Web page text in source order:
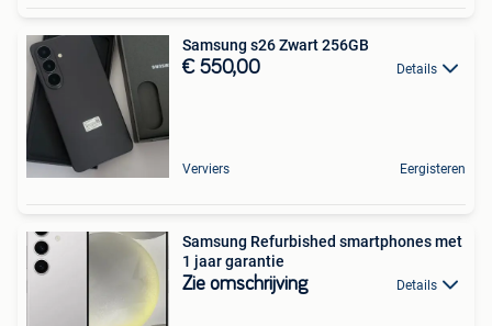
Samsung s26 Zwart 256GB
€ 550,00 Details
Verviers Eergisteren
Samsung Refurbished smartphones met
1 jaar garantie
Zie omschrijving Details